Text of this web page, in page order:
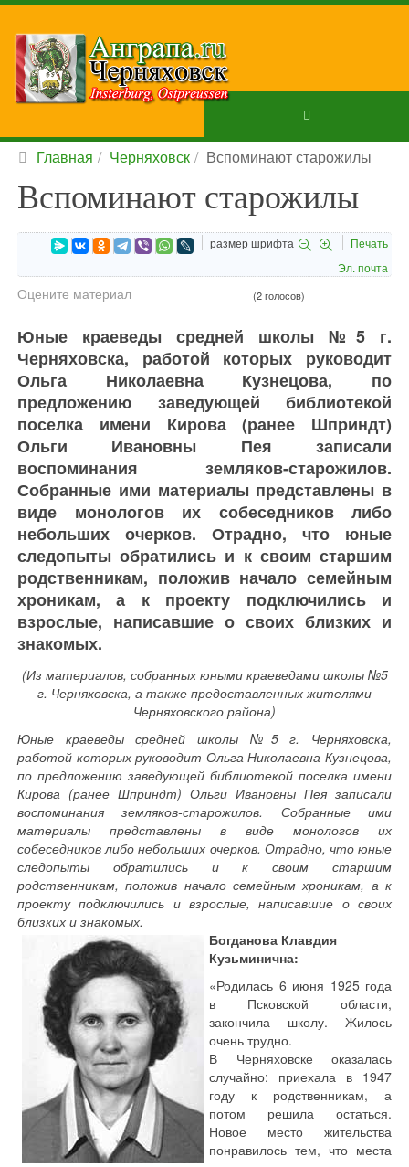
Главная Черняховск Вспоминают старожилы
Вспоминают старожилы
размер шрифта
Печать
Эл. почта
Оцените материал (2 голосов)
Юные краеведы средней школы №5 г.
Черняховска, работой которых руководит
Ольга Николаевна Кузнецова, по
предложению заведующей библиотекой
поселка имени Кирова (ранее Шприндт)
Ольги Ивановны Пея записали
воспоминания земляков-старожилов.
Собранные ими материалы представлены в
виде монологов их собеседников либо
небольших очерков. Отрадно, что юные
следопыты обратились и к своим старшим
родственникам, положив начало семейным
хроникам, а к проекту подключились и
взрослые, написавшие о своих близких и
знакомых.
(Из материалов, собранных юными краеведами школы №5
г. Черняховска, а также предоставленных жителями
Черняховского района)
Юные краеведы средней школы №5 г. Черняховска,
работой которых руководит Ольга Николаевна Кузнецова,
по предложению заведующей библиотекой поселка имени
Кирова (ранее Шприндт) Ольги Ивановны Пея записали
воспоминания земляков-старожилов. Собранные ими
материалы представлены в виде монологов их
собеседников либо небольших очерков. Отрадно, что юные
следопыты обратились и к своим старшим
родственникам, положив начало семейным хроникам, а к
проекту подключились и взрослые, написавшие о своих
близких и знакомых.
Богданова Клавдия
Кузьминична:
«Родилась 6 июня 1925 года
в Псковской области,
закончила школу. Жилось
очень трудно.
В Черняховске оказалась
случайно: приехала в 1947
году к родственникам, а
потом решила остаться.
Новое место жительства
понравилось тем, что места